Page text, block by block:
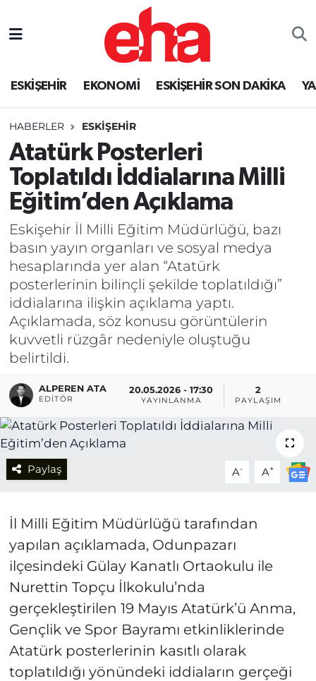
ESKİŞEHİR EKONOMİ ESKİŞEHİR SON DAKİKA
HABERLER ESKİŞEHİR
Atatürk Posterleri
Toplatıldı İddialarına Milli
Eğitim’den Açıklama
Eskişehir İl Milli Eğitim Müdürlüğü, bazı
basın yayın organları ve sosyal medya
hesaplarında yer alan “Atatürk
posterlerinin bilinçli şekilde toplatıldığı”
iddialarına ilişkin açıklama yaptı.
Açıklamada, söz konusu görüntülerin
kuvvetli rüzgâr nedeniyle oluştuğu
belirtildi.
ALPEREN ATA
EDITÖR
20.05.2026 - 17:30
YAYINLANMA
2
PAYLAŞIM
Paylaş A- A+
İl Milli Eğitim Müdürlüğü tarafından
yapılan açıklamada, Odunpazarı
ilçesindeki Gülay Kanatlı Ortaokulu ile
Nurettin Topçu İlkokulu’nda
gerçekleştirilen 19 Mayıs Atatürk’ü Anma,
Gençlik ve Spor Bayramı etkinliklerinde
Atatürk posterlerinin kasıtlı olarak
toplatıldığı yönündeki iddiaların gerçeği